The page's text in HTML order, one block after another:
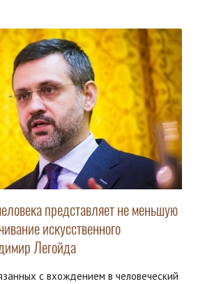
представляет не меньшую
искусственного
Легойда
с вхождением в человеческий